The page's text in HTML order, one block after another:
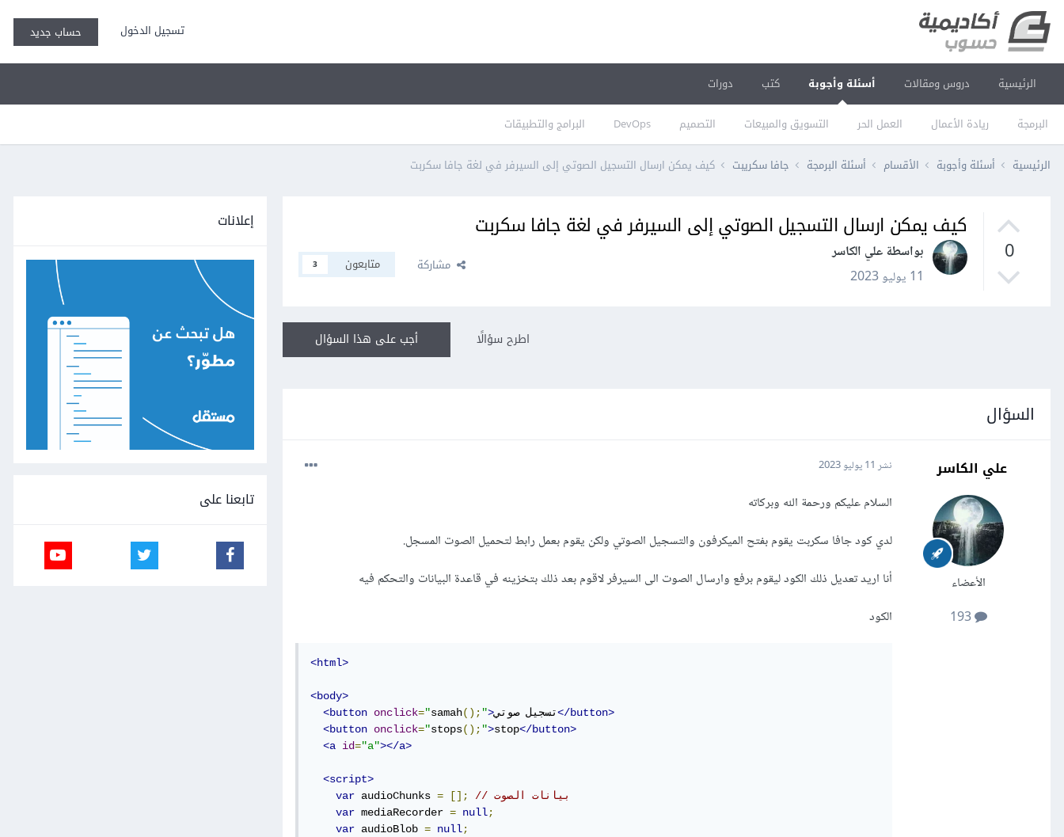
تسجيل الدخول حساب جديد
الرئيسية دروس ومقالات أسئلة وأجوبة
البرمجة ريادة الأعمال العمل الحر التسويق والمبيعات التصميم DevOps البرامج والتطبيقات
كتب دورات
الرئيسية أسئلة وأجوبة الأقسام أسئلة البرمجة جافا سكريبت كيف يمكن ارسال التسجيل الصوتي إلى السيرفر في لغة جافا سكربت
0
كيف يمكن ارسال التسجيل الصوتي إلى السيرفر في لغة جافا سكربت
بواسطة علي الكاسر
11 يوليو 2023
مشاركة متابعون 3
أجب على هذا السؤال اطرح سؤالًا
السؤال
علي الكاسر
الأعضاء
193
نشر 11 يوليو 2023
السلام عليكم ورحمة الله وبركاته
لدي كود جافا سكربت يقوم بفتح الميكرفون والتسجيل الصوتي ولكن يقوم بعمل رابط لتحميل الصوت المسجل.
أنا اريد تعديل ذلك الكود ليقوم برفع وارسال الصوت الى السيرفر لاقوم بعد ذلك بتخزينه في قاعدة البيانات والتحكم فيه
الكود
<html>
<body>
<button onclick="samah(); ">تسجيل صوتي</button>
<button onclick="stops(); ">stop</button>
<a id="a"></a>
<script>
var audioChunks = [];
// بيانات الصوت
var mediaRecorder = null;
var audioBlob = null;
إعلانات
تابعنا على